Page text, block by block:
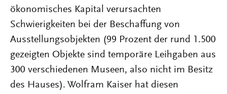
ökonomisches Kapital verursachten
Schwierigkeiten bei der Beschaffung von
Ausstellungsobjekten (99 Prozent der rund 1.500
gezeigten Objekte sind temporäre Leihgaben aus
300 verschiedenen Museen, also nicht im Besitz
des Hauses). Wolfram Kaiser hat diesen